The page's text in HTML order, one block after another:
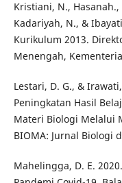
Kristiani, N., Hasanah.,
Kadariyah, N., &
Kurikulum 2013.
Menengah,
Lestari, D. G., &
Peningkatan Hasil
Materi Biologi Melalui
BIOMA: Jurnal Biologi
Mahelingga, D. E.